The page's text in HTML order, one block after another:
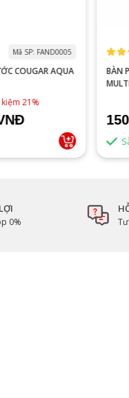
Mã SP: FAND0005
COUGAR AQUA
21%
BÀN
0%